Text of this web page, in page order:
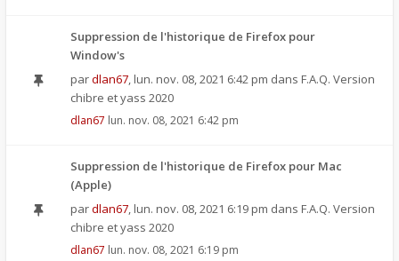
Suppression de l'historique de Firefox pour
Window's
pardlan67, lun. nov. 08, 2021 6:42 pm dans F.A.Q. Version
chibre et yass 2020
dlan67 lun. nov. 08, 2021 6:42 pm
Suppression de l'historique de Firefox pour Mac
(Apple)
pardlan67, lun. nov. 08, 2021 6:19 pm dans F.A.Q. Version
chibre et yass 2020
dlan67 lun. nov. 08, 2021 6:19 pm